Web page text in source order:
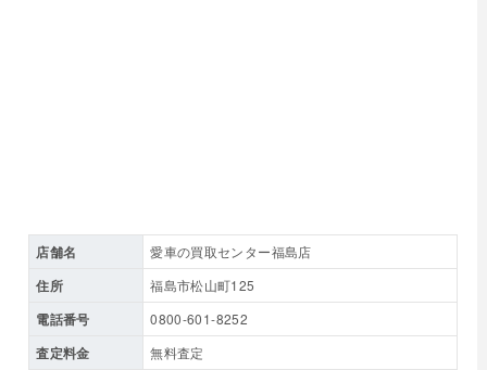
店舗名 愛車の買取センター福島店
住所 福島市松山町125
電話番号 0800-601-8252
査定料金 無料査定